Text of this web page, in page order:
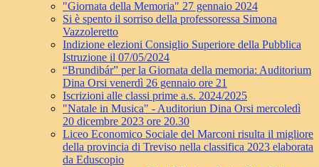
"Giornata della Memoria" 27 gennaio 2024
Si è spento il sorriso della professoressa Simona
Vazzoleretto
Indizione elezioni Consiglio Superiore della Pubblica
Istruzione il 07/05/2024
“Brundibár” per la Giornata della memoria: Auditorium
Dina Orsi venerdì 26 gennaio ore 21
Iscrizioni alle classi prime a.s. 2024/2025
"Natale in Musica" - Auditoriun Dina Orsi mercoledì
20 dicembre 2023 ore 20.30
Liceo Economico Sociale del Marconi risulta il migliore
della provincia di Treviso nella classifica 2023 elaborata
da Eduscopio